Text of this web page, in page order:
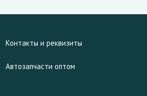
Контакты и реквизиты
Автозапчасти оптом